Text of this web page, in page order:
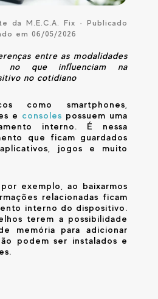
da M.E.C.A. Fix · Publicado
em 06/05/2026
entre as modalidades
no que influenciam na
no cotidiano
como smartphones,
e consoles possuem uma
interno. É nessa
que ficam guardados
jogos e muito
exemplo, ao baixarmos
relacionadas ficam
interno do dispositivo.
terem a possibilidade
memória para adicionar
podem ser instalados e